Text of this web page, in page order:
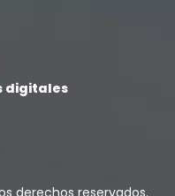
digitales
derechos reservados.